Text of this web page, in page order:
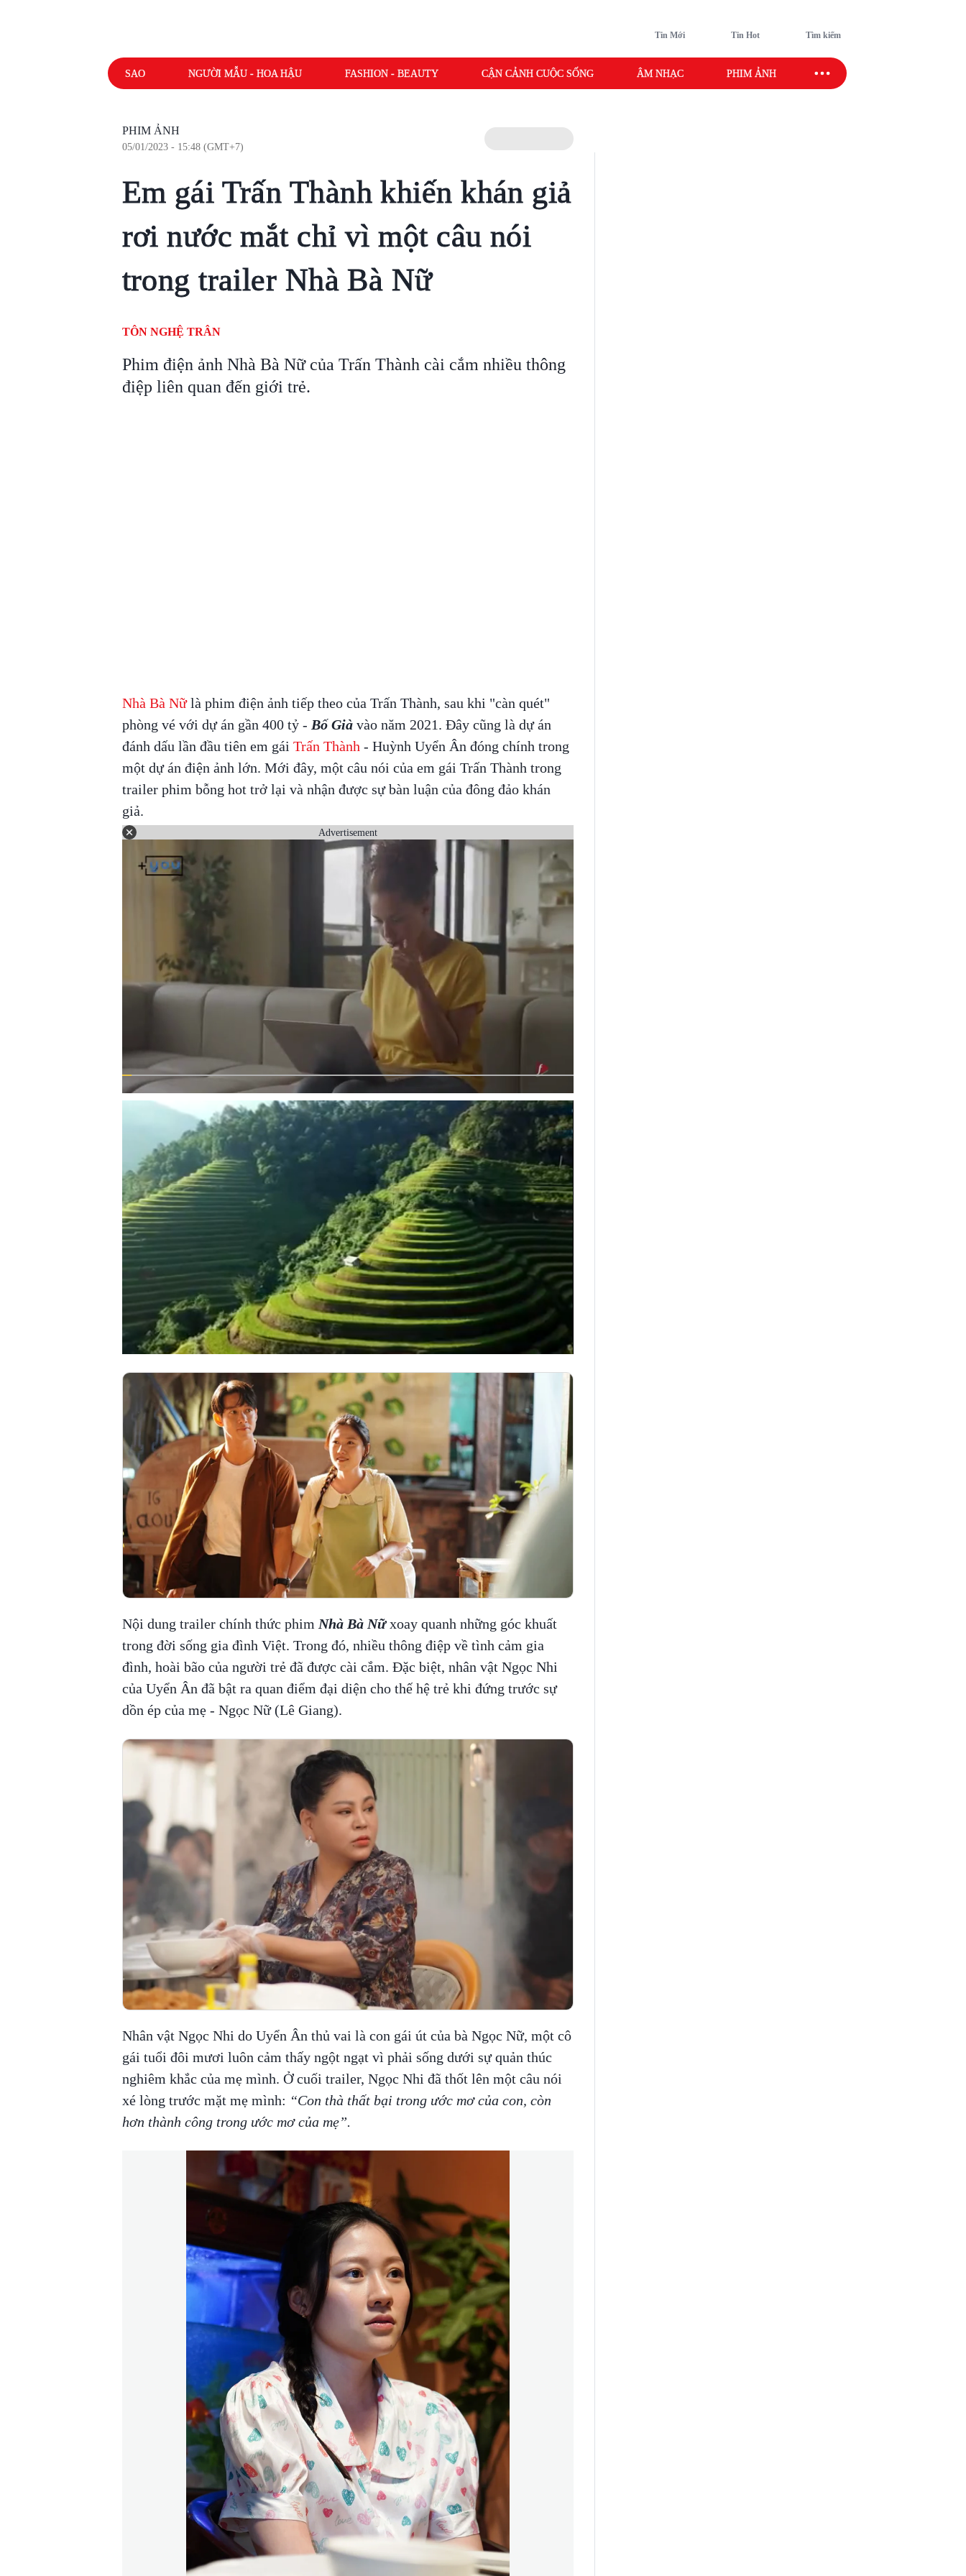
Tin Mới Tin Hot Tìm kiếm
SAO NGƯỜI MẪU - HOA HẬU FASHION - BEAUTY CẬN CẢNH CUỘC SỐNG ÂM NHẠC PHIM ẢNH SAO SPORT
PHIM ẢNH
05/01/2023 - 15:48 (GMT+7)
Em gái Trấn Thành khiến khán giả
rơi nước mắt chỉ vì một câu nói
trong trailer Nhà Bà Nữ
TÔN NGHỆ TRÂN
Phim điện ảnh Nhà Bà Nữ của Trấn Thành cài cắm nhiều thông
điệp liên quan đến giới trẻ.
Nhà Bà Nữlà phim điện ảnh tiếp theo của Trấn Thành, sau khi "càn quét"
phòng vé với dự án gần 400 tỷ - Bố Già vào năm 2021. Đây cũng là dự án
đánh dấu lần đầu tiên em gái Trấn Thành - Huỳnh Uyển Ân đóng chính trong
một dự án điện ảnh lớn. Mới đây, một câu nói của em gái Trấn Thành trong
trailer phim bỗng hot trở lại và nhận được sự bàn luận của đông đảo khán
giả.
Advertisement
Nội dung trailer chính thức phim Nhà Bà Nữxoay quanh những góc khuất
trong đời sống gia đình Việt. Trong đó, nhiều thông điệp về tình cảm gia
đình, hoài bão của người trẻ đã được cài cắm. Đặc biệt, nhân vật Ngọc Nhi
của Uyển Ân đã bật ra quan điểm đại diện cho thế hệ trẻ khi đứng trước sự
dồn ép của mẹ - Ngọc Nữ (Lê Giang).
Nhân vật Ngọc Nhi do Uyển Ân thủ vai là con gái út của bà Ngọc Nữ, một cô
gái tuổi đôi mươi luôn cảm thấy ngột ngạt vì phải sống dưới sự quản thúc
nghiêm khắc của mẹ mình. Ở cuối trailer, Ngọc Nhi đã thốt lên một câu nói
xé lòng trước mặt mẹ mình: “Con thà thất bại trong ước mơ của con, còn
hơn thành công trong ước mơ của mẹ”.